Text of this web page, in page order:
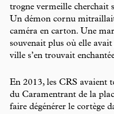
trogne vermeille cherchait
Un démon cornu mitraillait
caméra en carton. Une
souvenait plus où elle avait
ville s’en trouvait
En 2013, les CRS avaient
du Caramentrant de la
faire dégénérer le cortège